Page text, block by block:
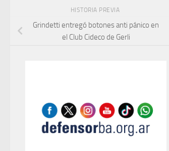
HISTORIA PREVIA
Grindetti entregó botones anti pánico en
el Club Cideco de Gerli